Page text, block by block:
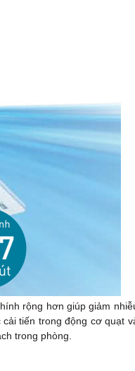
rộng hơn giúp giảm
tiến trong động cơ quạt
trong phòng.